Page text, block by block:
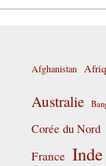
Afghanistan
Australie
Corée du Nord
France Inde